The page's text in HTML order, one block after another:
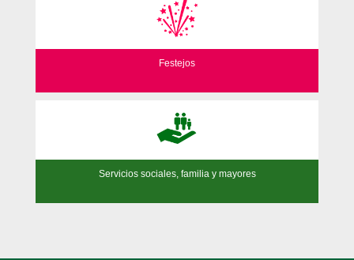
Festejos
Servicios sociales, familia y mayores